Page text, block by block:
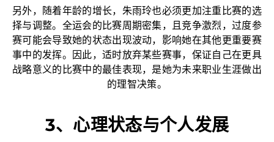
另外，随着年龄的增长，朱雨玲也必须更加注重比赛的选
择与调整。全运会的比赛周期密集，且竞争激烈，过度参
赛可能会导致她的状态出现波动，影响她在其他更重要赛
事中的发挥。因此，适时放弃某些赛事，保证自己在更具
战略意义的比赛中的最佳表现，是她为未来职业生涯做出
的理智决策。
3、心理状态与个人发展